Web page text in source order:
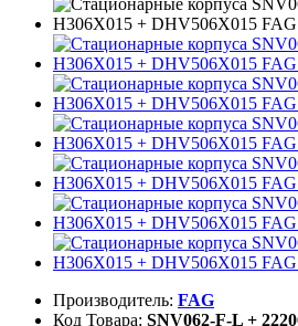
Производитель: FAG
Код Товара: SNV062-F-L +